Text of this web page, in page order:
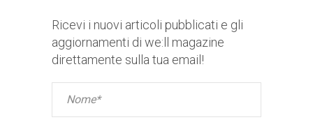
Ricevi i nuovi articoli pubblicati e gli
aggiornamenti di we:ll magazine
direttamente sulla tua email!